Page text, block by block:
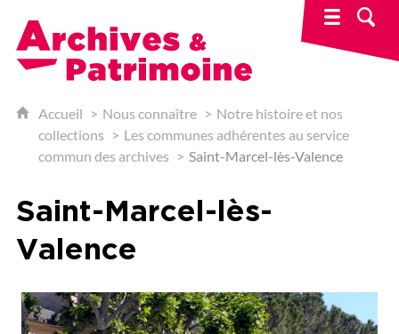
Archives & Patrimoine
Accueil Nous connaître
Notre histoire et nos
collections
Les communes adhérentes au service
commun des archives
Saint-Marcel-lès-Valence
Saint-Marcel-lès-
Valence